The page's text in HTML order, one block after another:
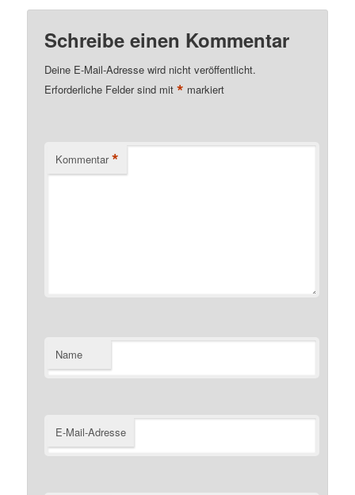
Schreibe einen Kommentar
Deine E-Mail-Adresse wird nicht veröffentlicht.
Erforderliche Felder sind mit* markiert
Kommentar *
Name
E-Mail-Adresse